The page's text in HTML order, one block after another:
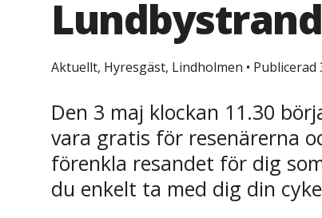
Lundbystrand
Aktuellt, Hyresgäst, Lindholmen • Publicerad
Den 3 maj klockan 11.30
vara gratis för resenärerna
förenkla resandet för dig
du enkelt ta med dig din